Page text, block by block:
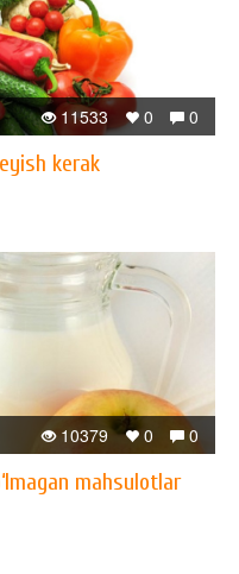
0
0
11533
kerak
0
0
10379
mahsulotlar